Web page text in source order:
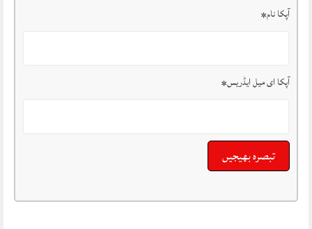
آپکا نام*
آپکا ای میل ایڈریس*